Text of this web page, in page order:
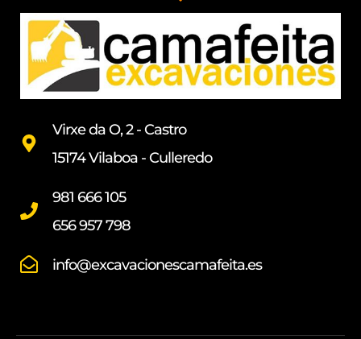
Virxe da O, 2 - Castro
15174 Vilaboa - Culleredo
981 666 105
656 957 798
info@excavacionescamafeita.es